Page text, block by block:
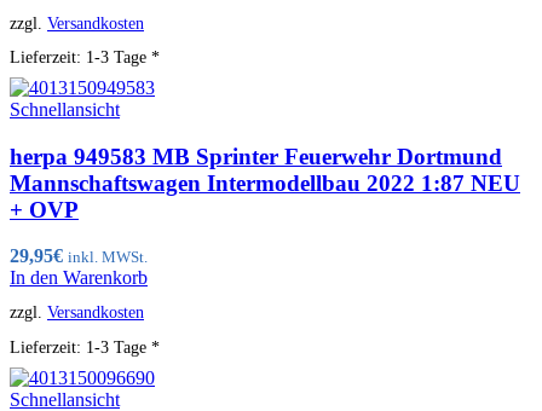
zzgl. Versandkosten
Lieferzeit: 1-3 Tage *
Schnellansicht
herpa 949583 MB Sprinter Feuerwehr Dortmund
Mannschaftswagen Intermodellbau 2022 1:87 NEU
+ OVP
29,95€ inkl. MWSt.
In den Warenkorb
zzgl. Versandkosten
Lieferzeit: 1-3 Tage *
Schnellansicht